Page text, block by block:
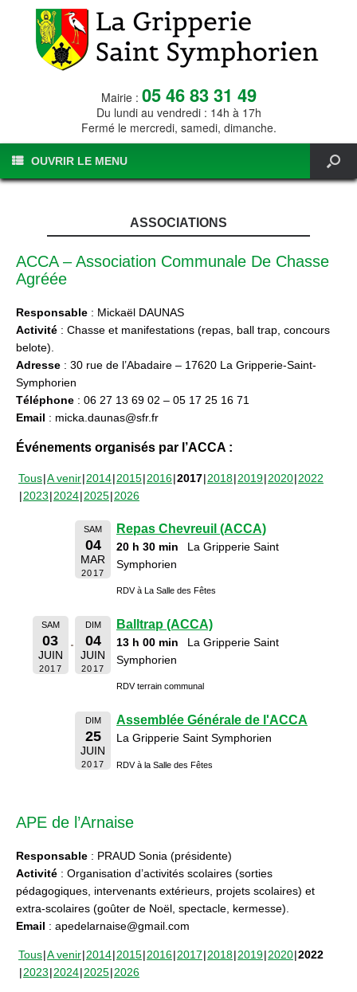
Mairie : 05 46 83 31 49
Du lundi au vendredi : 14h à 17h
Fermé le mercredi, samedi, dimanche.
OUVRIR LE MENU
ASSOCIATIONS
ACCA – Association Communale De Chasse
Agréée
Responsable : Mickaël DAUNAS
Activité : Chasse et manifestations (repas, ball trap, concours
belote).
Adresse : 30 rue de l’Abadaire – 17620 La Gripperie-Saint-
Symphorien
Téléphone : 06 27 13 69 02 – 05 17 25 16 71
Email : micka.daunas@sfr.fr
Événements organisés par l’ACCA :
Tous A venir 2014 2015 2016 2017 2018 2019 2020 2022
2023 2024 2025 2026
SAM
04
MAR
2017
Repas Chevreuil (ACCA)
20 h 30 min
La Gripperie Saint
Symphorien
RDV à La Salle des Fêtes
SAM
03
JUIN
2017
DIM
04
JUIN
2017
Balltrap (ACCA)
13 h 00 min
La Gripperie Saint
Symphorien
RDV terrain communal
DIM
25
JUIN
2017
Assemblée Générale de l'ACCA
La Gripperie Saint Symphorien
RDV à la Salle des Fêtes
APE de l’Arnaise
Responsable : PRAUD Sonia (présidente)
Activité : Organisation d’activités scolaires (sorties
pédagogiques, intervenants extérieurs, projets scolaires) et
extra-scolaires (goûter de Noël, spectacle, kermesse).
Email : apedelarnaise@gmail.com
Tous A venir 2014 2015 2016 2017 2018 2019 2020 2022
2023 2024 2025 2026